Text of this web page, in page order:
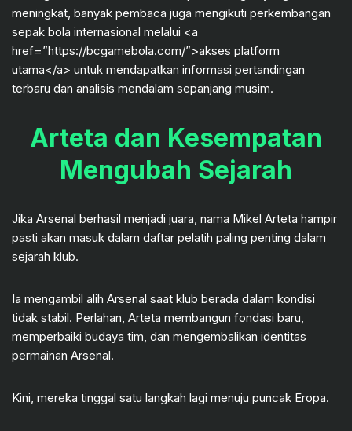
meningkat, banyak pembaca juga mengikuti perkembangan
sepak bola internasional melalui <a
href=”https://bcgamebola.com/”>akses platform
utama</a> untuk mendapatkan informasi pertandingan
terbaru dan analisis mendalam sepanjang musim.
Arteta dan Kesempatan
Mengubah Sejarah
Jika Arsenal berhasil menjadi juara, nama Mikel Arteta hampir
pasti akan masuk dalam daftar pelatih paling penting dalam
sejarah klub.
Ia mengambil alih Arsenal saat klub berada dalam kondisi
tidak stabil. Perlahan, Arteta membangun fondasi baru,
memperbaiki budaya tim, dan mengembalikan identitas
permainan Arsenal.
Kini, mereka tinggal satu langkah lagi menuju puncak Eropa.